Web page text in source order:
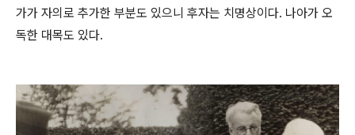
가가 자의로 추가한 부분도 있으니 후자는 치명상이다. 나아가 오
독한 대목도 있다.